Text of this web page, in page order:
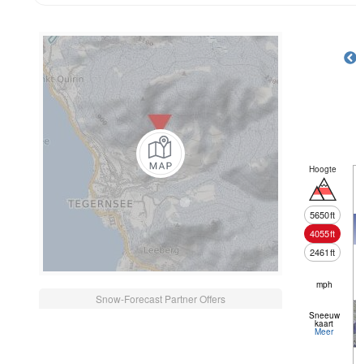
Snow-Forecast Partner Offers
Hoogte
5650ft
4055ft
2461ft
mph
Sneeuw
kaart
Meer